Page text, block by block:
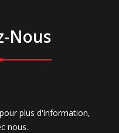
Nous
plus d'information,
nous.